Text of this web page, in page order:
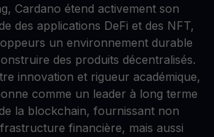
Cardano étend activement son
des applications DeFi et des NFT,
un environnement durable
des produits décentralisés.
innovation et rigueur académique,
comme un leader à long terme
la blockchain, fournissant non
financière, mais aussi